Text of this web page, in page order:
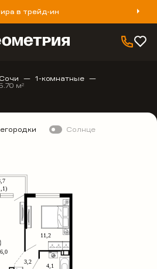
в трейд-ин
777 40 93
1-комнатные
м2
Солнце